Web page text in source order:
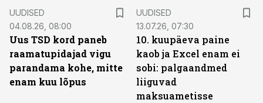
UUDISED
04.08.26, 08:00
Uus TSD kord paneb
raamatupidajad vigu
parandama kohe, mitte
enam kuu lõpus
UUDISED
13.07.26, 07:30
10. kuupäeva paine
kaob ja Excel enam ei
sobi: palgaandmed
liiguvad
maksuametisse